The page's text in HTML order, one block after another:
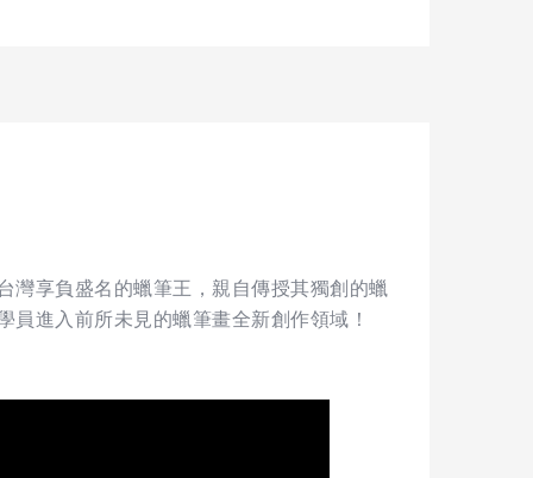
灣享負盛名的蠟筆王，親自傳授其獨創的蠟
進入前所未見的蠟筆畫全新創作領域！